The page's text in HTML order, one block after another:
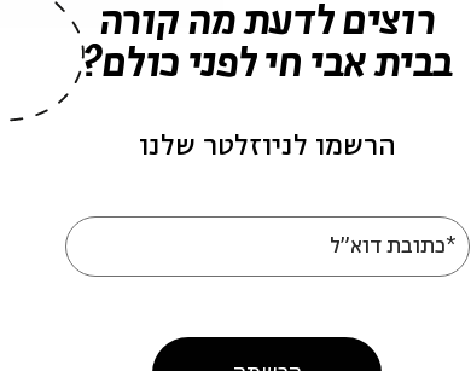
קלבת בלילה - סיון /
קלבת
קלבת
רוצים לדעת מה קורה
בבית אבי חי לפני כולם?
הרשמו לניוזלטר שלנו
*כתובת דוא"ל